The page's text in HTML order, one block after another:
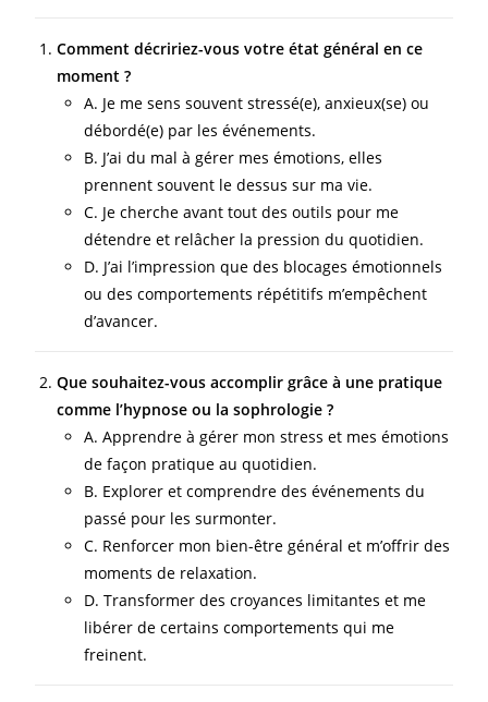
Comment décririez-vous votre état général en ce
moment ?
A. Je me sens souvent stressé(e), anxieux(se) ou
débordé(e) par les événements.
B. J’ai du mal à gérer mes émotions, elles
prennent souvent le dessus sur ma vie.
C. Je cherche avant tout des outils pour me
détendre et relâcher la pression du quotidien.
D. J’ai l’impression que des blocages émotionnels
ou des comportements répétitifs m’empêchent
d’avancer.
Que souhaitez-vous accomplir grâce à une pratique
comme l’hypnose ou la sophrologie ?
A. Apprendre à gérer mon stress et mes émotions
de façon pratique au quotidien.
B. Explorer et comprendre des événements du
passé pour les surmonter.
C. Renforcer mon bien-être général et m’offrir des
moments de relaxation.
D. Transformer des croyances limitantes et me
libérer de certains comportements qui me
freinent.